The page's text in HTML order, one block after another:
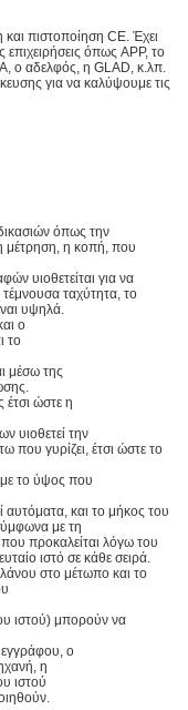
πιστοποίηση CE. Έχει
επιχειρήσεις όπως APP, το
ο αδελφός, η GLAD, κ.λπ.
για να καλύψουμε τις
όπως την
μέτρηση, η κοπή, που
υιοθετείται για να
τέμνουσα ταχύτητα, το
υψηλά.
ο
το
μέσω της
έτσι ώστε η
υιοθετεί την
που γυρίζει, έτσι ώστε το
με το ύψος που
αυτόματα, και το μήκος του
με τη
προκαλείται λόγω του
ιστό σε κάθε σειρά.
στο μέτωπο και το
ιστού) μπορούν να
ο
η
ιστού